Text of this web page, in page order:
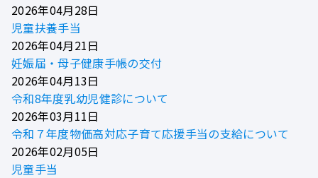
2026年04月28日
児童扶養手当
2026年04月21日
妊娠届・母子健康手帳の交付
2026年04月13日
令和8年度乳幼児健診について
2026年03月11日
令和７年度物価高対応子育て応援手当の支給について
2026年02月05日
児童手当